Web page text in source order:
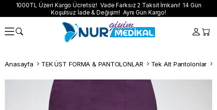
1000TL Üzeri Kargo Ücretsiz! Vade Farksız 2 Taksit İmkanı! 14 Gün
Koşulsuz İade & Değişim! Aynı Gün Kargo!
Anasayfa TEK ÜST FORMA & PANTOLONLAR Tek Alt Pantolonlar